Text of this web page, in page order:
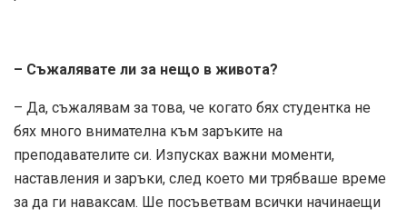
– Съжалявате ли за нещо в живота?
– Да, съжалявам за това, че когато бях студентка не
бях много внимателна към заръките на
преподавателите си. Изпусках важни моменти,
наставления и заръки, след което ми трябваше време
за да ги наваксам. Ше посъветвам всички начинаещи